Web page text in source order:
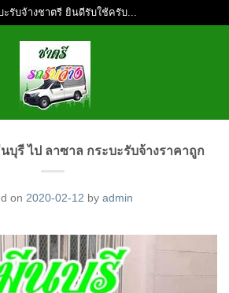
ะรับจ้างชาตรี ยินดีรับใช้ครับ...
บุรี ไป ลาซาล กระบะรับจ้างราคาถูก
on 2020-02-12 by admin